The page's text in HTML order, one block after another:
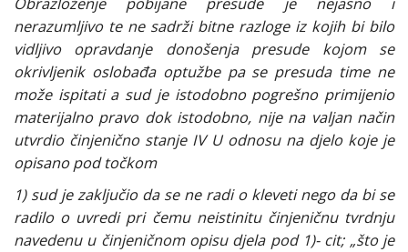
nerazumljivo te ne sadrži bitne razloge iz kojih bi bilo
vidljivo opravdanje donošenja presude kojom se
okrivljenik oslobađa optužbe pa se presuda time ne
može ispitati a sud je istodobno pogrešno primijenio
materijalno pravo dok istodobno, nije na valjan način
utvrdio činjenično stanje IV U odnosu na djelo koje je
opisano pod točkom
1) sud je zaključio da se ne radi o kleveti nego da bi se
radilo o uvredi pri čemu neistinitu činjeničnu tvrdnju
navedenu u činjeničnom opisu djela pod 1)- cit; „što je